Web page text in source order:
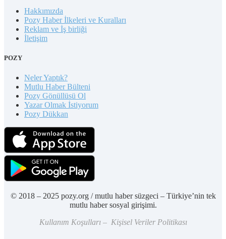
Hakkımızda
Pozy Haber İlkeleri ve Kuralları
Reklam ve İş birliği
İletişim
POZY
Neler Yaptık?
Mutlu Haber Bülteni
Pozy Gönüllüsü Ol
Yazar Olmak İstiyorum
Pozy Dükkan
© 2018 – 2025 pozy.org / mutlu haber süzgeci – Türkiye’nin tek
mutlu haber sosyal girişimi.
Kullanım Koşulları – Kişisel Veriler Politikası